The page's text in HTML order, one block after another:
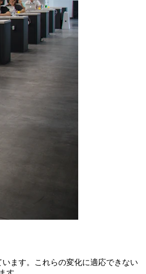
ます。これらの変化に適応できない